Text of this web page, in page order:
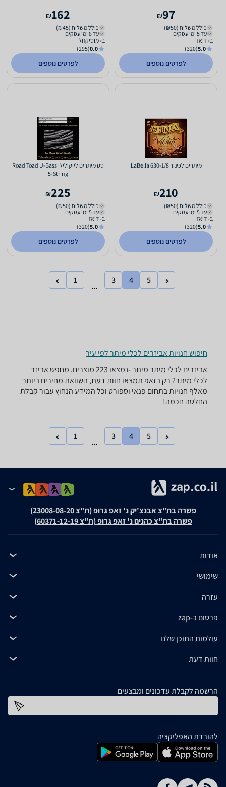
97
₪
כולל משלוח (₪50)
עד 5 ימי עסקים
ב- דיאז
5.0
(320)
לפרטים נוספים
162
₪
כולל משלוח (₪45)
עד 8 ימי עסקים
ב- מוסיקזול
0.0
(295)
לפרטים נוספים
מיתרים לכינור LaBella 630-1/8
210
₪
כולל משלוח (₪50)
עד 5 ימי עסקים
ב- דיאז
5.0
(320)
לפרטים נוספים
סט מיתרים ליוקולילי Road Toad U-Bass
5-String
225
₪
כולל משלוח (₪50)
עד 5 ימי עסקים
ב- דיאז
5.0
(320)
לפרטים נוספים
1
...
3 4 5
חיפוש חנויות אביזרים לכלי מיתר לפי עיר
אביזרים לכלי מיתר ‏מיתר -נמצאו 223 מוצרים. מחפש אביזר
לכלי מיתר? רק בזאפ תמצאו חוות דעת, השוואת מחירים ביותר
מאלף חנויות בתחום פנאי וספורט וכל המידע הנחוץ עבור קבלת
החלטה חכמה!
1
...
3 4 5
פשרה בת"צ אבנצ'יק נ' זאפ גרופ (ת"צ 23008-08-20)
פשרה בת"צ כהנים נ' זאפ גרופ (ת"צ 60371-12-19)
אודות
שימושי
עזרה
פרסום ב-zap
עולמות התוכן שלנו
חוות דעת
הרשמה לקבלת עדכונים ומבצעים
להורדת האפליקציה